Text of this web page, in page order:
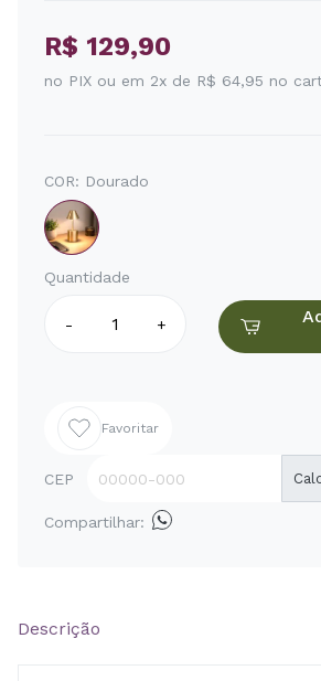
R$ 129,90
no PIX ou em 2x de R$ 64,95 no
COR: Dourado
Quantidade
- +
Favoritar
CEP
Compartilhar:
Descrição